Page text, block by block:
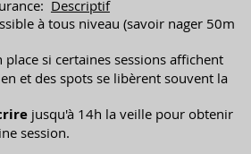
Descriptif
à tous niveau (savoir nager 50m
place si certaines sessions affichent
et des spots se libèrent souvent la
jusqu'à 14h la veille pour obtenir
session.